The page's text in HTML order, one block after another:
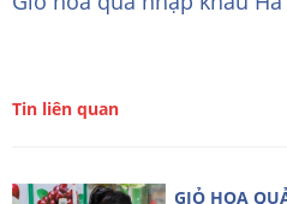
Tin liên quan
GIỎ HOA